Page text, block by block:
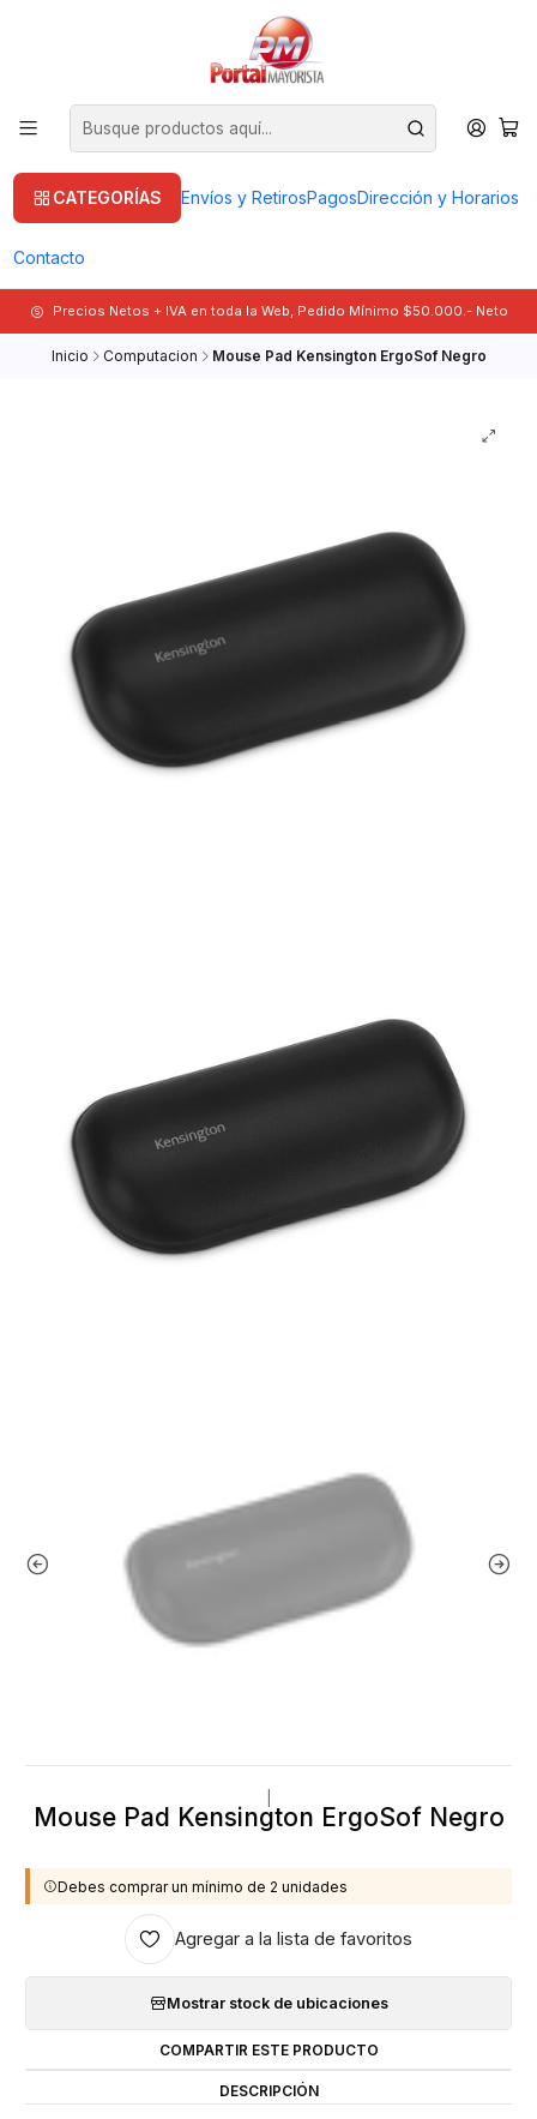
CATEGORÍAS Envíos y RetirosPagosDirección y Horarios
Contacto
Precios Netos + IVA en toda la Web, Pedido Mínimo $50.000.- Neto
Inicio Computacion Mouse Pad Kensington ErgoSof Negro
Mouse Pad Kensington ErgoSof Negro
Debes comprar un mínimo de 2 unidades
Agregar a la lista de favoritos
Mostrar stock de ubicaciones
COMPARTIR ESTE PRODUCTO
DESCRIPCIÓN